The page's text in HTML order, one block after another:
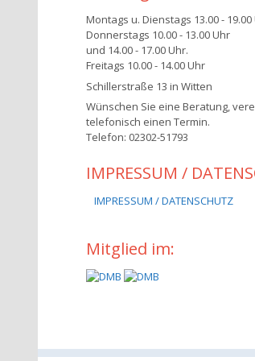
Montags u. Dienstags 13.00 - 19.00
Donnerstags 10.00 - 13.00 Uhr
und 14.00 - 17.00 Uhr.
Freitags 10.00 - 14.00 Uhr
Schillerstraße 13 in Witten
Wünschen Sie eine Beratung,
telefonisch einen Termin.
Telefon: 02302-51793
IMPRESSUM /
IMPRESSUM / DATENSCHUTZ
Mitglied im: